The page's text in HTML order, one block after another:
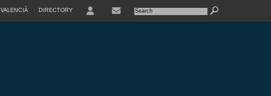
VALENCIÀ DIRECTORY